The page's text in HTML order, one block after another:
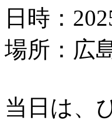
日時：
場所：広
当日は、